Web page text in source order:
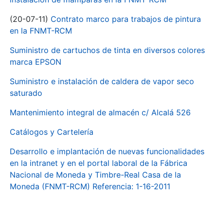
(20-07-11) Contrato marco para trabajos de pintura
en la FNMT-RCM
Suministro de cartuchos de tinta en diversos colores
marca EPSON
Suministro e instalación de caldera de vapor seco
saturado
Mantenimiento integral de almacén c/ Alcalá 526
Catálogos y Cartelería
Desarrollo e implantación de nuevas funcionalidades
en la intranet y en el portal laboral de la Fábrica
Nacional de Moneda y Timbre-Real Casa de la
Moneda (FNMT-RCM) Referencia: 1-16-2011